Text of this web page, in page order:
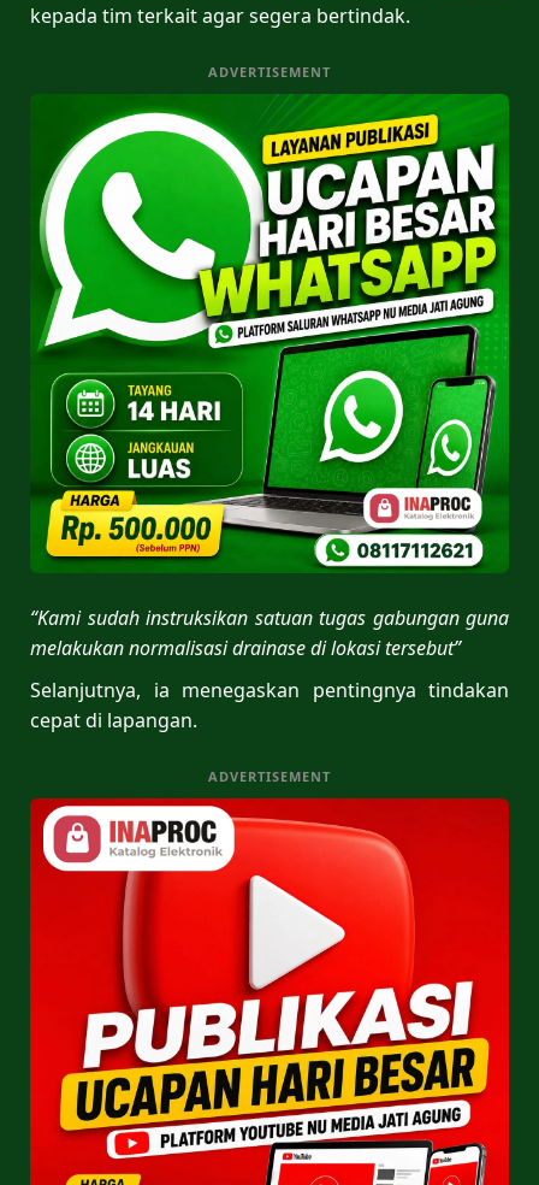
kepada tim terkait agar segera bertindak.
ADVERTISEMENT
“Kami sudah instruksikan satuan tugas gabungan guna
melakukan normalisasi drainase di lokasi tersebut”
Selanjutnya, ia menegaskan pentingnya tindakan
cepat di lapangan.
ADVERTISEMENT